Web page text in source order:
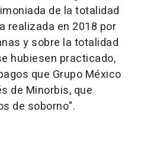
de la totalidad
realizada en 2018 por
y sobre la totalidad
hubiesen practicado,
que Grupo México
de Minorbis, que
de soborno".